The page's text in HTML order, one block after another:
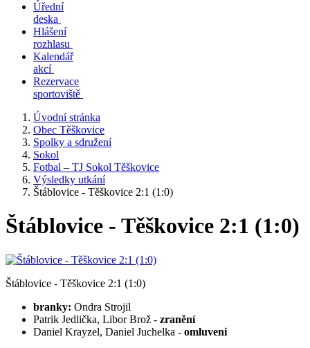
Úřední
deska
Hlášení
rozhlasu
Kalendář
akcí
Rezervace
sportoviště
Úvodní stránka
Obec Těškovice
Spolky a sdružení
Sokol
Fotbal – TJ Sokol Těškovice
Výsledky utkání
Štáblovice - Těškovice 2:1 (1:0)
Štáblovice - Těškovice 2:1 (1:0)
Štáblovice - Těškovice 2:1 (1:0)
branky: Ondra Strojil
Patrik Jedlička, Libor Brož - zranění
Daniel Krayzel, Daniel Juchelka - omluveni